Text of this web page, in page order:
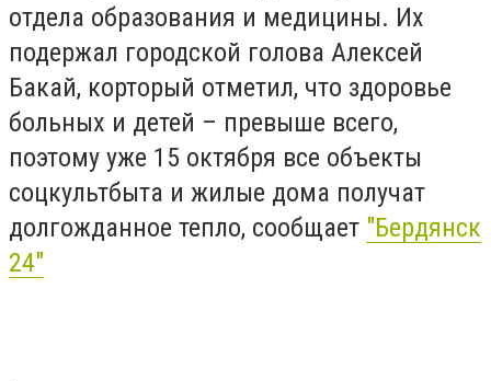
отдела образования и медицины. Их
подержал городской голова Алексей
Бакай, корторый отметил, что здоровье
больных и детей – превыше всего,
поэтому уже 15 октября все объекты
соцкультбыта и жилые дома получат
долгожданное тепло, сообщает "Бердянск
24"